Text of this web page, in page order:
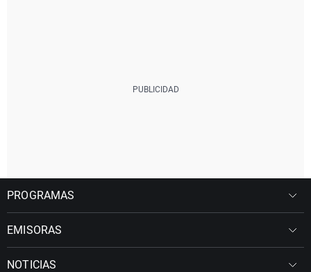
PROGRAMAS
EMISORAS
NOTICIAS